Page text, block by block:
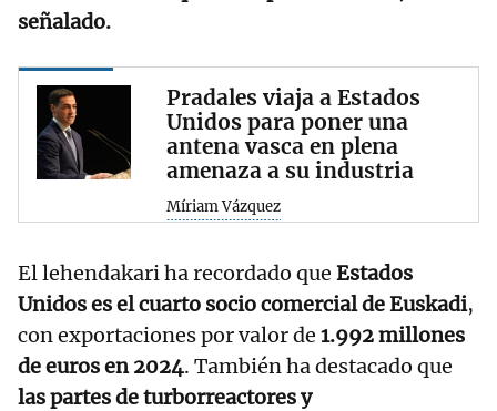
señalado.
Pradales viaja a Estados
Unidos para poner una
antena vasca en plena
amenaza a su industria
Míriam Vázquez
El lehendakari ha recordado que Estados
Unidos es el cuarto socio comercial de Euskadi,
con exportaciones por valor de 1.992 millones
de euros en 2024. También ha destacado que
las partes de turborreactores y